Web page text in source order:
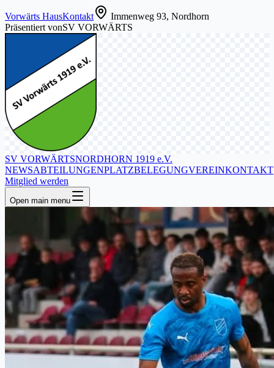
Vorwärts HausKontakt
Immenweg 93, Nordhorn
Präsentiert vonSV VORWÄRTS
SV VORWÄRTSNORDHORN 1919 e.V.
NEWSABTEILUNGENPLATZBELEGUNGVEREINKONTAKT
Mitglied werden
Open main menu